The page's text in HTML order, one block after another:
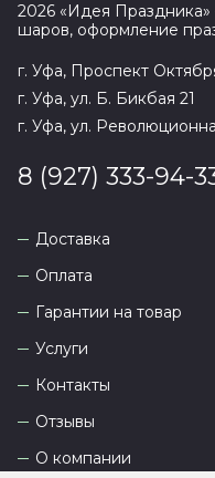
2026 «Идея Праздника
шаров, оформление
г. Уфа, Проспект
г. Уфа, ул. Б. Бикбая 21
г. Уфа, ул.
8 (927) 333-94-
Доставка
Оплата
Гарантии на товар
Услуги
Контакты
Отзывы
О компании